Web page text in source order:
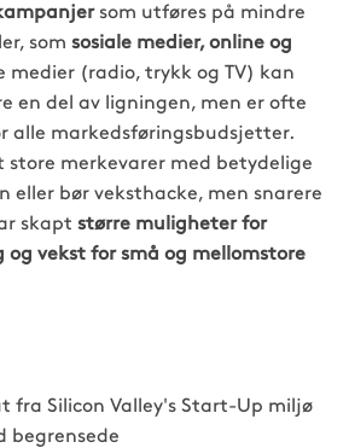
som utføres på mindre
som sosiale medier, online og
medier (radio, trykk og TV) kan
en del av ligningen, men er ofte
alle markedsføringsbudsjetter.
store merkevarer med betydelige
eller bør veksthacke, men snarere
skapt større muligheter for
og vekst for små og mellomstore
fra Silicon Valley's Start-Up miljø
begrensede